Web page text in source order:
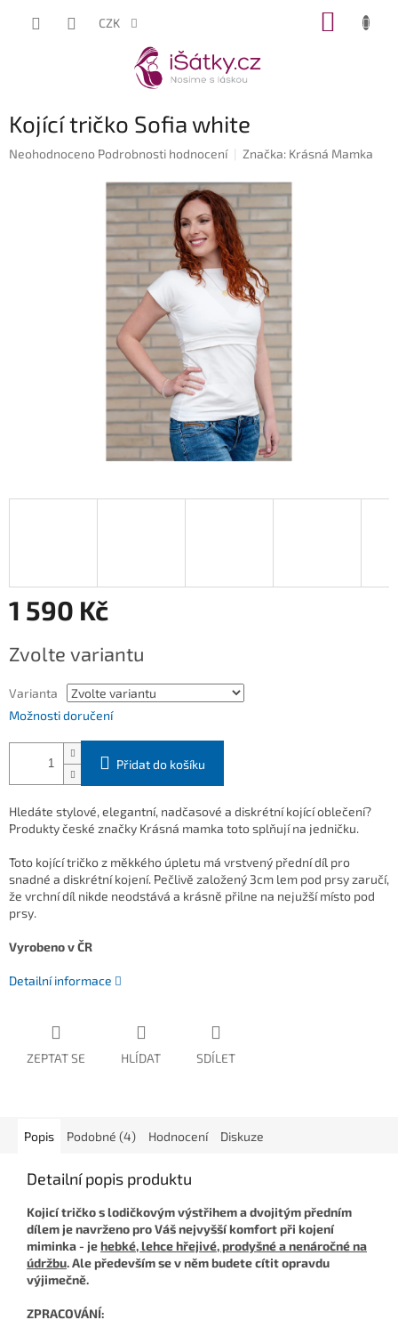
CZK
Kojící tričko Sofia white
Průměrné
Neohodnoceno Podrobnosti hodnocení Značka: Krásná Mamka
1 590 Kč
cena:
Zvolte variantu
Varianta
Možnosti doručení
Přidat do košíku
Hledáte stylové, elegantní, nadčasové a diskrétní kojící oblečení?
Produkty české značky Krásná mamka toto splňují na jedničku.
Toto kojící tričko z měkkého úpletu má vrstvený přední díl pro
snadné a diskrétní kojení. Pečlivě založený 3cm lem pod prsy zaručí,
že vrchní díl nikde neodstává a krásně přilne na nejužší místo pod
prsy.
Vyrobeno v ČR
Detailní informace
ZEPTAT SE HLÍDAT SDÍLET
Popis Podobné (4) Hodnocení Diskuze
Detailní popis produktu
Kojicí tričko s lodičkovým výstřihem a dvojitým předním
dílem je navrženo pro Váš nejvyšší komfort při kojení
miminka - jehebké, lehce hřejivé, prodyšné a nenáročné na
údržbu. Ale především se v něm budete cítit opravdu
výjimečně.
ZPRACOVÁNÍ: